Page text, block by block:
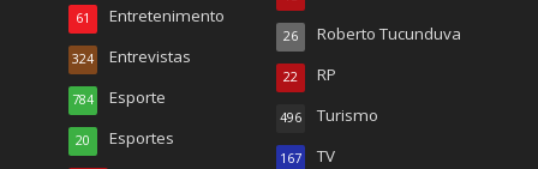
Entretenimento
61
Entrevistas
324
Esporte
784
Esportes
20
Roberto Tucunduva
26
RP
22
Turismo
496
TV
167